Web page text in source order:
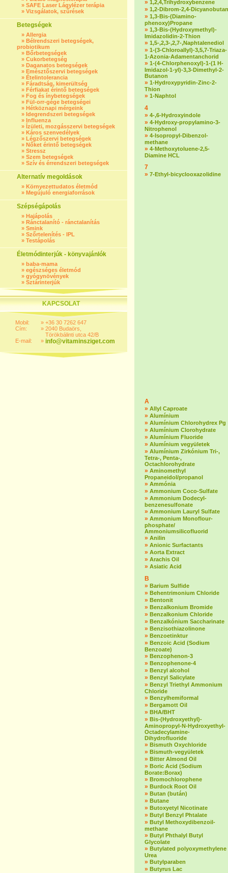
» SAFE Laser Lágylézer terápia
» Vizsgálatok, szűrések
Betegségek
» Allergia
» Bélrendszeri betegségek,
probiotikum
» Bőrbetegségek
» Cukorbetegség
» Daganatos betegségek
» Emésztőszervi betegségek
» Ételintolerancia
» Fáradtság, kimerültség
» Férfiakat érintő betegségek
» Fog és ínybetegségek
» Fül-orr-gége betegségei
» Hétköznapi mérgeink
» Idegrendszeri betegségek
» Influenza
» Ízületi, mozgásszervi betegségek
» Káros szenvedélyek
» Légzőszervi betegségek
» Nőket érintő betegségek
» Stressz
» Szem betegségek
» Szív és érrendszeri betegségek
Alternatív megoldások
» Környezettudatos életmód
» Megújuló energiaforrások
Szépségápolás
» Hajápolás
» Ránctalanító - ránctalanítás
» Smink
» Szőrtelenítés - IPL
» Testápolás
Életmódinterjúk - könyvajánlók
» baba-mama
» egészséges életmód
» gyógynövények
» Sztárinterjúk
KAPCSOLAT
Mobil:
Cím:
E-mail:
»
»
»
+36 30 7262 647
2040 Budaörs,
Törökbálinti utca 42/B
info@vitaminsziget.com
» 1,2,4,Trihydroxybenzene
» 1,2-Dibrom-2,4-Dicyanobutan
» 1,3-Bis-(Diamino-
phenoxy)Propane
» 1,3-Bis-(Hydroxymethyl)-
Imidazolidin-2-Thion
» 1,5-,2,3-,2,7-,Naphtalenediol
» 1-(3-Chloroallyl)-3,5,7-Triaza-
1-Azonia-Adamentanchorid
» 1-(4-Chlorphenoxyl)-1-(1 H-
Imidazol-1-yl)-3,3-Dimethyl-2-
Butanon
» 1-Hydroxypyridin-Zinc-2-
Thion
» 1-Naphtol
4
» 4-,6-Hydroxyindole
» 4-Hydroxy-propylamino-3-
Nitrophenol
» 4-Isopropyl-Dibenzol-
methane
» 4-Methoxytoluene-2,5-
Diamine HCL
7
» 7-Ethyl-bicyclooxazolidine
A
» Allyl Caproate
» Alumínium
» Alumínium Chlorohydrex Pg
» Alumínium Clorohydrate
» Alumínium Fluoride
» Alumínium vegyületek
» Alumínium Zirkónium Tri-,
Tetra-, Penta-,
Octachlorohydrate
» Aminomethyl
Propaneidol/propanol
» Ammónia
» Ammonium Coco-Sulfate
» Ammonium Dodecyl-
benzenesulfonate
» Ammonium Lauryl Sulfate
» Ammonium Monoflour-
phosphate/
Ammoniumsilicofluorid
» Anilin
» Anionic Surfactants
» Aorta Extract
» Arachis Oil
» Asiatic Acid
B
» Barium Sulfide
» Behentrimonium Chloride
» Bentonit
» Benzalkonium Bromide
» Benzalkonium Chloride
» Benzalkónium Saccharinate
» Benzisothiazolinone
» Benzoetinktur
» Benzoic Acid (Sodium
Benzoate)
» Benzophenon-3
» Benzophenone-4
» Benzyl alcohol
» Benzyl Salicylate
» Benzyl Triethyl Ammonium
Chloride
» Benzylhemiformal
» Bergamott Oil
» BHA/BHT
» Bis-(Hydroxyethyl)-
Aminopropyl-N-Hydroxyethyl-
Octadecylamine-
Dihydrofluoride
» Bismuth Oxychloride
» Bismuth-vegyületek
» Bitter Almond Oil
» Boric Acid (Sodium
Borate:Borax)
» Bromochlorophene
» Burdock Root Oil
» Butan (bután)
» Butane
» Butoxyetyl Nicotinate
» Butyl Benzyl Phtalate
» Butyl Methoxydibenzoil-
methane
» Butyl Phthalyl Butyl
Glycolate
» Butylated polyoxymethylene
Urea
» Butylparaben
» Butyrus Lac